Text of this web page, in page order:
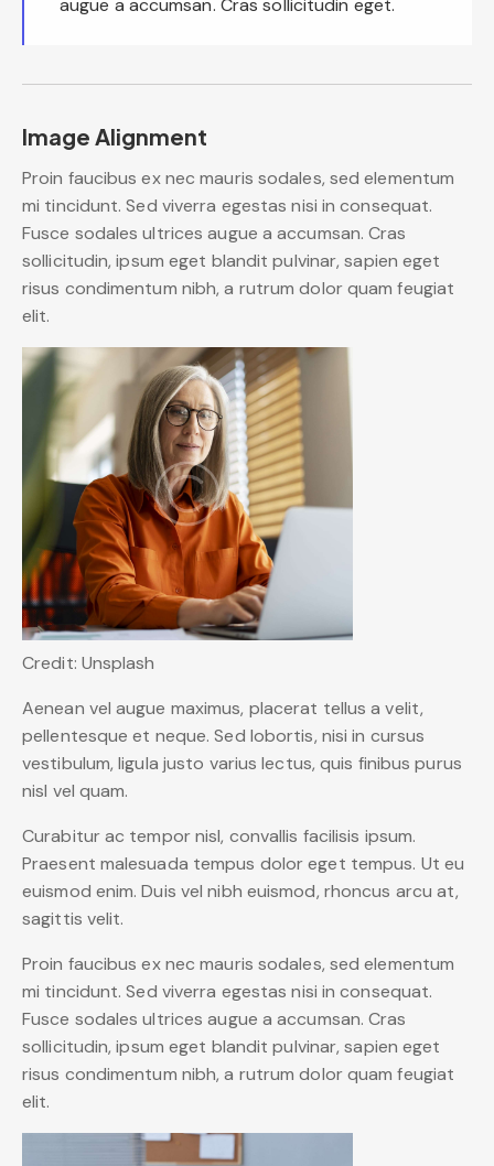
augue a accumsan. Cras sollicitudin eget.
Image Alignment
Proin faucibus ex nec mauris sodales, sed elementum
mi tincidunt. Sed viverra egestas nisi in consequat.
Fusce sodales ultrices augue a accumsan. Cras
sollicitudin, ipsum eget blandit pulvinar, sapien eget
risus condimentum nibh, a rutrum dolor quam feugiat
elit.
Credit: Unsplash
Aenean vel augue maximus, placerat tellus a velit,
pellentesque et neque. Sed lobortis, nisi in cursus
vestibulum, ligula justo varius lectus, quis finibus purus
nisl vel quam.
Curabitur ac tempor nisl, convallis facilisis ipsum.
Praesent malesuada tempus dolor eget tempus. Ut eu
euismod enim. Duis vel nibh euismod, rhoncus arcu at,
sagittis velit.
Proin faucibus ex nec mauris sodales, sed elementum
mi tincidunt. Sed viverra egestas nisi in consequat.
Fusce sodales ultrices augue a accumsan. Cras
sollicitudin, ipsum eget blandit pulvinar, sapien eget
risus condimentum nibh, a rutrum dolor quam feugiat
elit.